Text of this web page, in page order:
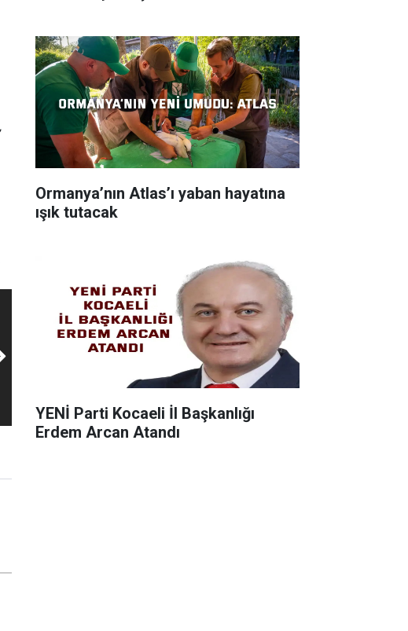
Ormanya’nın Atlas’ı yaban hayatına
ışık tutacak
YENİ Parti Kocaeli İl Başkanlığı
Erdem Arcan Atandı